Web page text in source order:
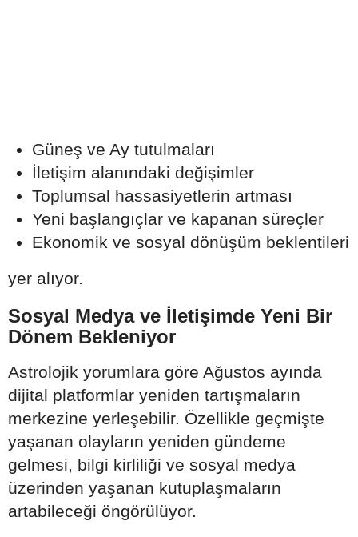
Güneş ve Ay tutulmaları
İletişim alanındaki değişimler
Toplumsal hassasiyetlerin artması
Yeni başlangıçlar ve kapanan süreçler
Ekonomik ve sosyal dönüşüm beklentileri
yer alıyor.
Sosyal Medya ve İletişimde Yeni Bir
Dönem Bekleniyor
Astrolojik yorumlara göre Ağustos ayında
dijital platformlar yeniden tartışmaların
merkezine yerleşebilir. Özellikle geçmişte
yaşanan olayların yeniden gündeme
gelmesi, bilgi kirliliği ve sosyal medya
üzerinden yaşanan kutuplaşmaların
artabileceği öngörülüyor.